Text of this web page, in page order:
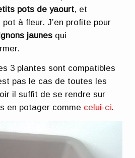
pots de yaourt, et
à fleur. J’en profite pour
jaunes qui
3 plantes sont compatibles
pas le cas de toutes les
il suffit de se rendre sur
en potager comme celui-ci.